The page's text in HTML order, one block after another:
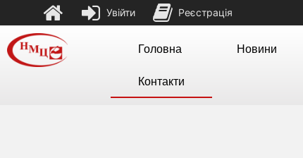
Головна Новини
Контакти
Увійти Реєстрація